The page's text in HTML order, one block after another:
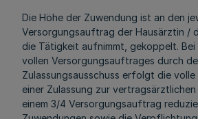
Die Höhe der Zuwendung ist an den
Versorgungsauftrag der Hausärztin /
die Tätigkeit aufnimmt, gekoppelt. Bei
vollen Versorgungsauftrages durch
Zulassungsausschuss erfolgt die volle
einer Zulassung zur
einem 3/4 Versorgungsauftrag